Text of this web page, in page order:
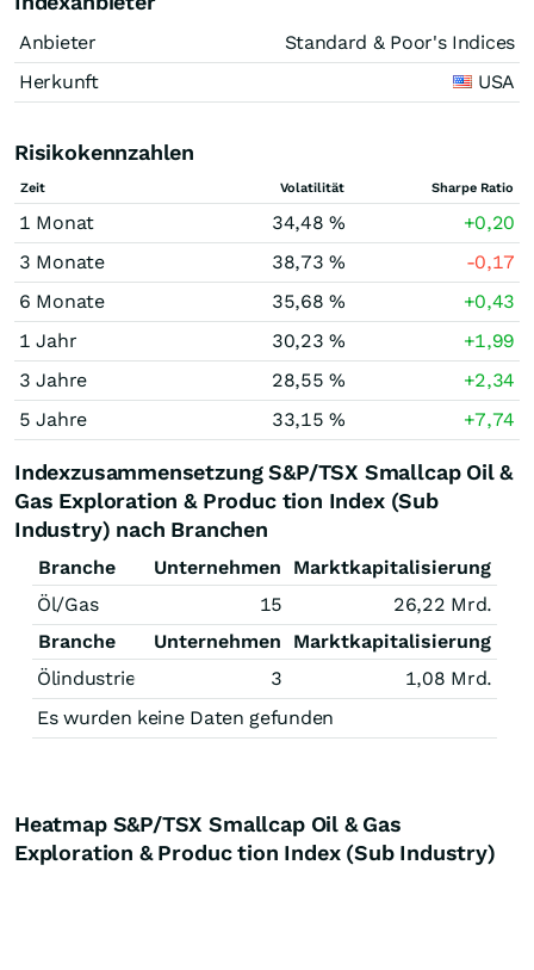
Anbieter
Standard & Poor's Indices
Herkunft
USA
Risikokennzahlen
Zeit Volatilität Sharpe Ratio
1 Monat 34,48 %
+0,20
3 Monate
38,73 %
-0,17
6 Monate
35,68 %
+0,43
1 Jahr
30,23 %
+1,99
3 Jahre
28,55 %
+2,34
5 Jahre
33,15 % +7,74
Indexzusammensetzung S&P/TSX Smallcap Oil &
Gas Exploration & Produc tion Index (Sub
Industry) nach Branchen
Branche Unternehmen
Marktkapitalisierung
Öl/Gas
15
26,22 Mrd.
Branche
Unternehmen
Marktkapitalisierung
Ölindustrie
3
1,08 Mrd.
Es wurden keine Daten gefunden
Heatmap S&P/TSX Smallcap Oil & Gas
Exploration & Produc tion Index (Sub Industry)